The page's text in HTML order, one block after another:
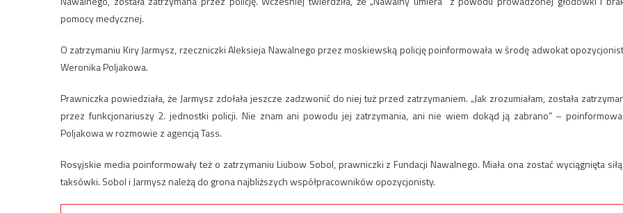
pomocy medycznej.
O zatrzymaniu Kiry Jarmysz, rzeczniczki Aleksieja Nawalnego przez moskiewską policję poinformowała w środę adwokat
Weronika Poljakowa.
Prawniczka powiedziała, że Jarmysz zdołała jeszcze zadzwonić do niej tuż przed zatrzymaniem. „Jak zrozumiałam, została
przez funkcjonariuszy 2. jednostki policji. Nie znam ani powodu jej zatrzymania, ani nie wiem dokąd ją zabrano” –
Poljakowa w rozmowie z agencją Tass.
Rosyjskie media poinformowały też o zatrzymaniu Liubow Sobol, prawniczki z Fundacji Nawalnego. Miała ona zostać wyciągnięta
taksówki. Sobol i Jarmysz należą do grona najbliższych współpracowników opozycjonisty.